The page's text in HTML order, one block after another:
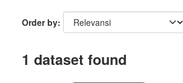
Order by
1 dataset found